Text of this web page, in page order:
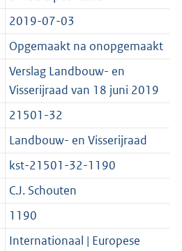
r
o
o
t
t
e
:
2
K
b
g
r
o
o
t
t
e
:
2
K
b
2019-07-03
Opgemaakt na onopgemaakt
Verslag Landbouw- en
Visserijraad van 18 juni 2019
21501-32
Landbouw- en Visserijraad
kst-21501-32-1190
C.J. Schouten
1190
Internationaal | Europese